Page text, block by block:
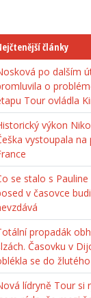
články
po dalším
o
Tour ovládla
výkon
vystoupala
se stalo s
v časovce
propadák
Časovku v
se do žlutého
lídryně Tour si